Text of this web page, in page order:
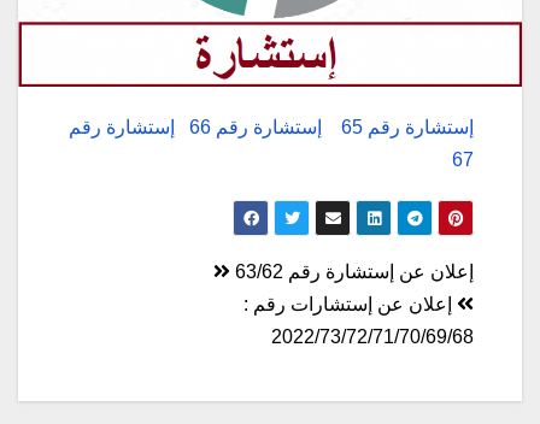
إستشارة رقم 65 إستشارة رقم 66
إستشارة رقم
67
تصفّح
المقالات
إعلان عن إستشارة رقم 63/62
إعلان عن إستشارات رقم :
2022/73/72/71/70/69/68